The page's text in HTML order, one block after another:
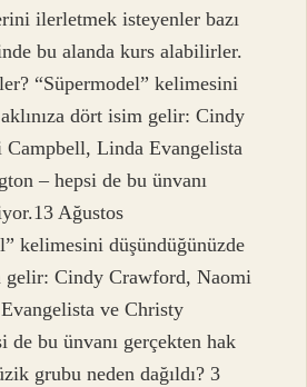
ilerletmek isteyenler bazı
bu alanda kurs alabilirler.
“Süpermodel” kelimesini
dört isim gelir: Cindy
Linda Evangelista
– hepsi de bu ünvanı
Ağustos
kelimesini düşündüğünüzde
gelir: Cindy Crawford, Naomi
ve Christy
de bu ünvanı gerçekten hak
grubu neden dağıldı? 3